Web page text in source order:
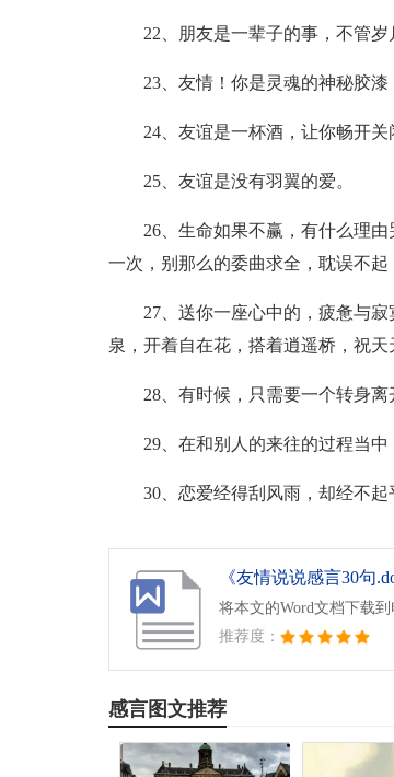
22、朋友是一辈子的事，不管
23、友情！你是灵魂的神秘胶
24、友谊是一杯酒，让你畅开
25、友谊是没有羽翼的爱。
26、生命如果不赢，有什么理
一次，别那么的委曲求全，耽误不起
27、送你一座心中的，疲惫与
泉，开着自在花，搭着逍遥桥，祝天
28、有时候，只需要一个转身离
29、在和别人的来往的过程当
30、恋爱经得刮风雨，却经不
《友情说说感言30句
将本文的Word文档下载
推荐度：
感言图文推荐